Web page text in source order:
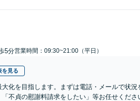
5分営業時間：09:30~21:00（平日）
を見る
大化を目指します。まずは電話・メールで状
不貞の慰謝料請求をしたい」等お任せくださ